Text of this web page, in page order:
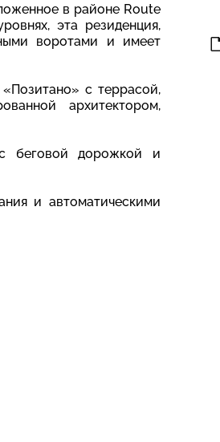
в районе Route
эта резиденция,
воротами и имеет
с террасой,
архитектором,
беговой дорожкой и
и автоматическими